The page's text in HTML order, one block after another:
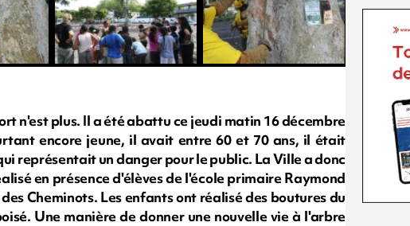
n'est plus. Il a été abattu ce jeudi matin 16 décembre
encore jeune, il avait entre 60 et 70 ans, il était
représentait un danger pour le public. La Ville a donc
en présence d'élèves de l'école primaire Raymond
Cheminots. Les enfants ont réalisé des boutures du
Une manière de donner une nouvelle vie à l'arbre